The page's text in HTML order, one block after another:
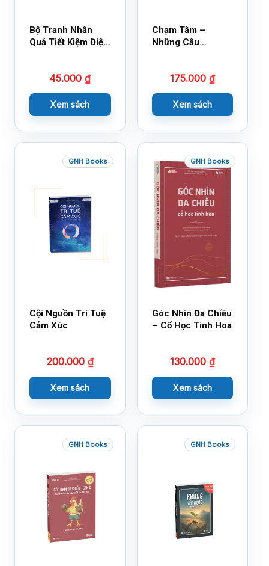
Bộ Tranh Nhân
Quả Tiết Kiệm Điện
45.000₫
Xem sách
Chạm Tâm –
Những Câu
175.000 ₫
Xem sách
GNH Books
Cội Nguồn Trí Tuệ
Cảm Xúc
200.000 ₫
Xem sách
GNH Books
Góc Nhìn Đa Chiều
– Cổ Học Tinh Hoa
130.000 ₫
Xem sách
GNH Books GNH Books